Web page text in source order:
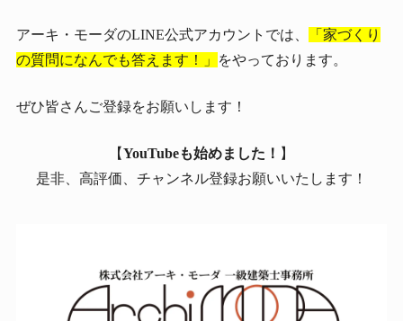
アーキ・モーダのLINE公式アカウントでは、
「家づくり
の質問になんでも答えます！」
をやっております。
ぜひ皆さんご登録をお願いします！
【YouTubeも始めました！ 】
是非、高評価、チャンネル登録お願いいたします！